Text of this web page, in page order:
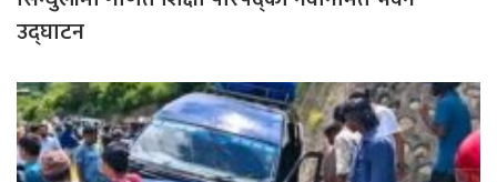
उद्घाटन